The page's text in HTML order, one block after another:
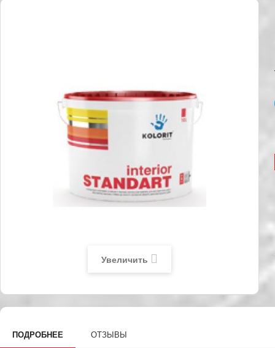
Увеличить
ПОДРОБНЕЕ ОТЗЫВЫ